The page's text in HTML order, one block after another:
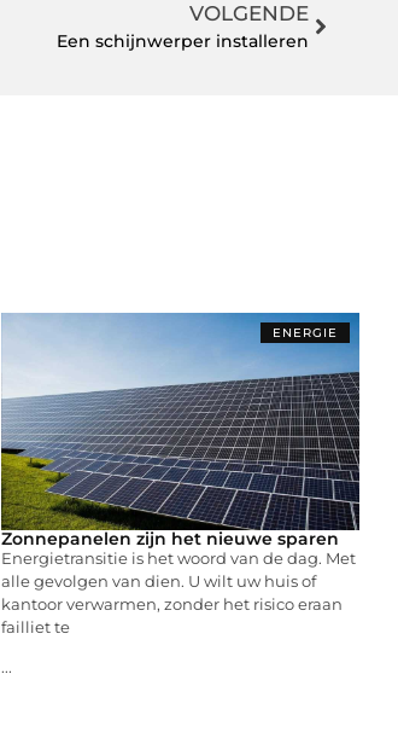
VOLGENDE
Een schijnwerper installeren
ENERGIE
Zonnepanelen zijn het nieuwe sparen
Energietransitie is het woord van de dag. Met
alle gevolgen van dien. U wilt uw huis of
kantoor verwarmen, zonder het risico eraan
failliet te
...